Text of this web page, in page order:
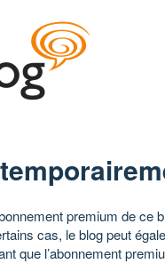
premium de ce
cas, le blog peut
que l’abonnement